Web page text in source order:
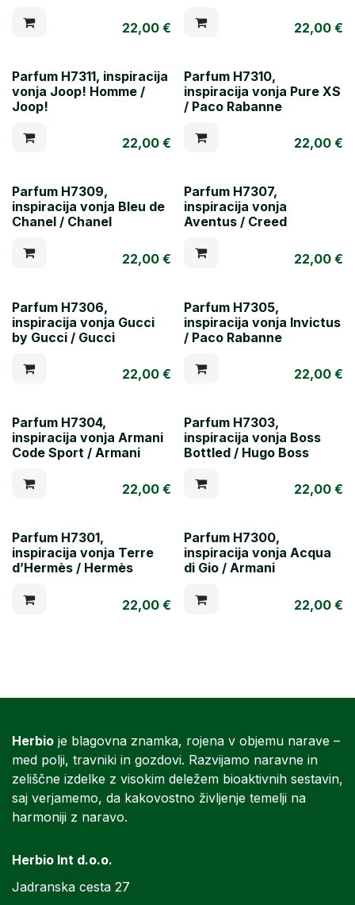
22,00€ 22,00€
Parfum H7311, inspiracija
vonja Joop! Homme /
Joop!
22,00€
Parfum H7310,
inspiracija vonja Pure XS
/ Paco Rabanne
22,00€
Parfum H7309,
inspiracija vonja Bleu de
Chanel / Chanel
22,00€
Parfum H7307,
inspiracija vonja
Aventus / Creed
22,00€
Parfum H7306,
inspiracija vonja Gucci
by Gucci / Gucci
22,00€
Parfum H7305,
inspiracija vonja Invictus
/ Paco Rabanne
22,00€
Parfum H7304,
inspiracija vonja Armani
Code Sport / Armani
22,00€
Parfum H7303,
inspiracija vonja Boss
Bottled / Hugo Boss
22,00€
Parfum H7301,
inspiracija vonja Terre
d’Hermès / Hermès
22,00€
Parfum H7300,
inspiracija vonja Acqua
di Gio / Armani
22,00€
Herbio je blagovna znamka, rojena v objemu narave –
med polji, travniki in gozdovi. Razvijamo naravne in
zeliščne izdelke z visokim deležem bioaktivnih sestavin,
saj verjamemo, da kakovostno življenje temelji na
harmoniji z naravo.
Herbio Int d.o.o.
Jadranska cesta 27